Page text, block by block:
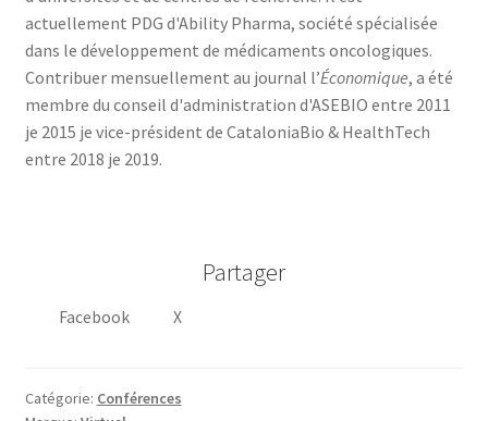
actuellement PDG d'Ability Pharma, société spécialisée
dans le développement de médicaments oncologiques.
Contribuer mensuellement au journal l’Économique, a été
membre du conseil d'administration d'ASEBIO entre 2011
je 2015 je vice-président de CataloniaBio & HealthTech
entre 2018 je 2019.
Partager
Facebook X
Catégorie: Conférences